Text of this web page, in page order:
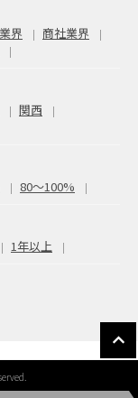
界
商社業界
関西
80〜100%
1年以上